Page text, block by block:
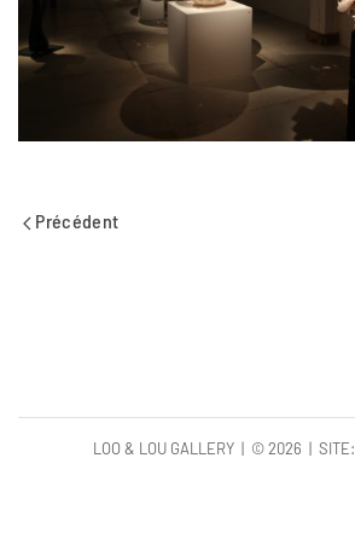
Précédent
LOO & LOU GALLERY | ©2026 | SITE: